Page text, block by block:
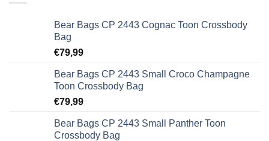
Bear Bags CP 2443 Cognac Toon Crossbody
Bag
€79,99
Bear Bags CP 2443 Small Croco Champagne
Toon Crossbody Bag
€79,99
Bear Bags CP 2443 Small Panther Toon
Crossbody Bag